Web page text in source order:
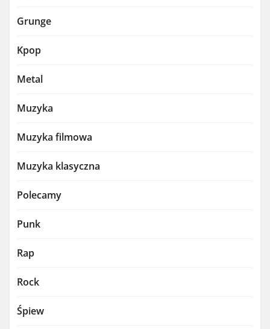
Grunge
Kpop
Metal
Muzyka
Muzyka filmowa
Muzyka klasyczna
Polecamy
Punk
Rap
Rock
Śpiew